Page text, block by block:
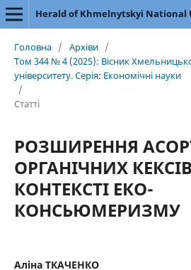
Головна / Архіви /
Том 344 № 4 (2025): Вісник
університету. Серія: Економічні науки
/
Статті
РОЗШИРЕННЯ
ОРГАНІЧНИХ
КОНТЕКСТІ ЕКО-
КОНСЬЮМЕРИЗМУ
Аліна ТКАЧЕНКО